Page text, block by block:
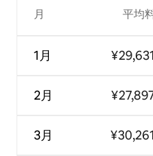
月
1月
2月
3月
平均